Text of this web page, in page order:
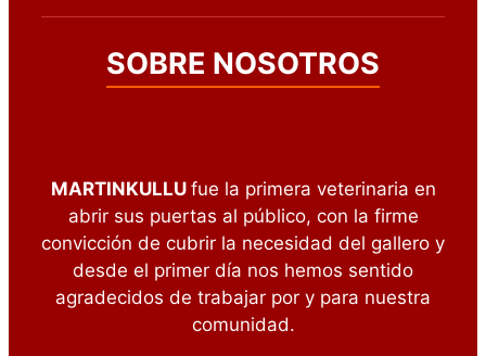
SOBRE NOSOTROS
MARTINKULLU fue la primera veterinaria en
abrir sus puertas al público, con la firme
convicción de cubrir la necesidad del gallero y
desde el primer día nos hemos sentido
agradecidos de trabajar por y para nuestra
comunidad.